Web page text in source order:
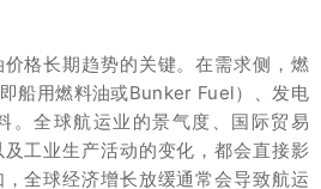
格长期趋势的关键。在需求侧，燃
船用燃料油或Bunker Fuel）、发电
。全球航运业的景气度、国际贸易
工业生产活动的变化，都会直接影
全球经济增长放缓通常会导致航运